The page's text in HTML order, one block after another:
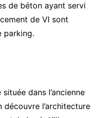
de béton ayant servi
de VI sont
parking.
située dans l’ancienne
découvre l’architecture